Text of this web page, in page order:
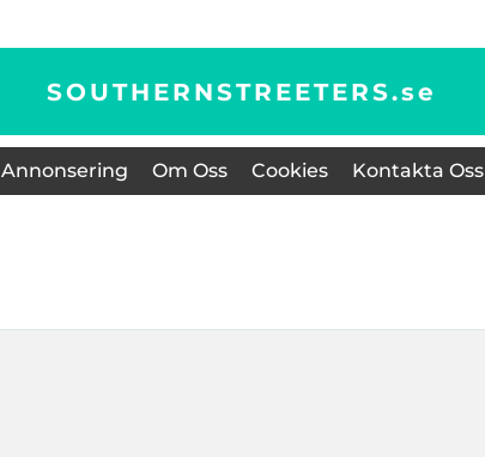
SOUTHERNSTREETERS.se
Annonsering Om Oss Cookies Kontakta Oss